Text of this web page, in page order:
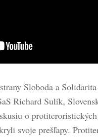
Sloboda a
Richard Sulík,
o
svoje prešľapy.